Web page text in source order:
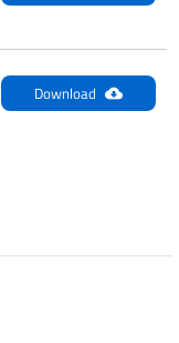
Download